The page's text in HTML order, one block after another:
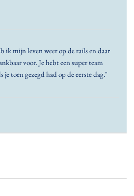
ik mijn leven weer op de rails en daar
voor. Je hebt een super team
je toen gezegd had op de eerste dag."